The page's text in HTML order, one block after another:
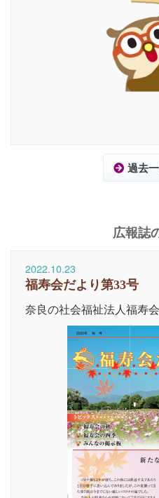
過去
広報誌
2022.10.23
福寿会だより第33号
奈良の社会福祉法人福寿